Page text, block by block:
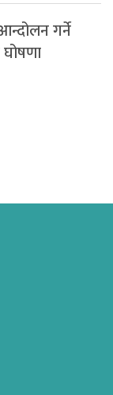
गर्ने